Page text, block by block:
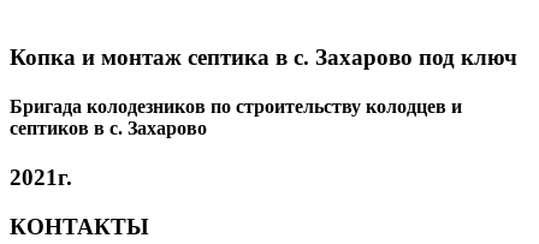
Копка и монтаж септика в с. Захарово под ключ
Бригада колодезников по строительству колодцев и
септиков в с. Захарово
2021г.
КОНТАКТЫ